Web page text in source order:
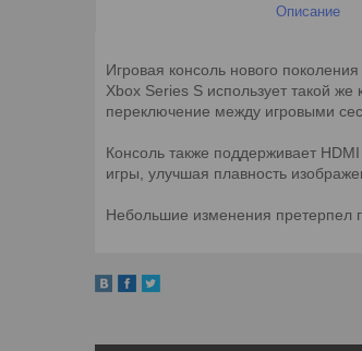
Описание
Игровая консоль нового
Xbox Series S использует такой
переключение между игровыми
Консоль также поддерживает
игры, улучшая плавность
Небольшие изменения претерпел